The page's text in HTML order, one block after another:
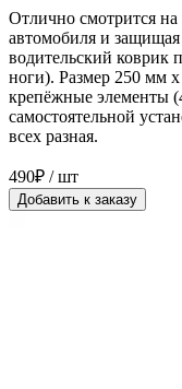
Отлично смотрится на
автомобиля и защищая
водительский коврик
ноги). Размер 250 мм
крепёжные элементы
самостоятельной
всех разная.
490₽ / шт
Добавить к заказу